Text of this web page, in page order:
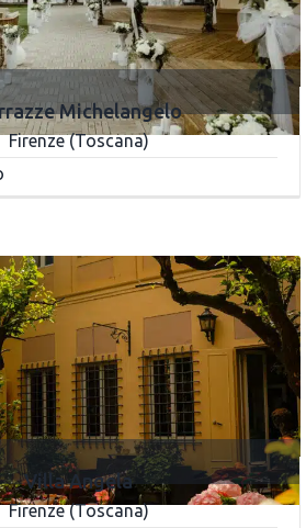
Michelangelo
Firenze (Toscana)
Villa Angela
Firenze (Toscana)